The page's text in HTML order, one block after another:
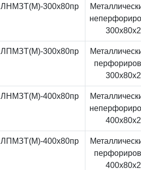
ЛНМЗТ(М)-300x80пр
ЛПМЗТ(М)-300x80пр
ЛНМЗТ(М)-400x80пр
ЛПМЗТ(М)-400x80пр